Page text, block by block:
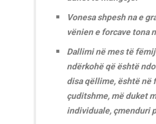
Vonesa shpesh na e
vënien e forcave tona
Dallimi në mes të
ndërkohë që është
disa qëllime, është në
çuditshme, më duket
individuale, çmenduri